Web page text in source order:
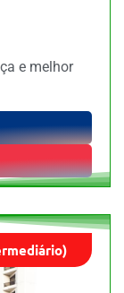
e melhor